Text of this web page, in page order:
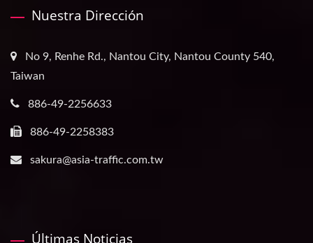
Nuestra Dirección
No 9, Renhe Rd., Nantou City, Nantou County 540,
Taiwan
886-49-2256633
886-49-2258383
sakura@asia-traffic.com.tw
Últimas Noticias